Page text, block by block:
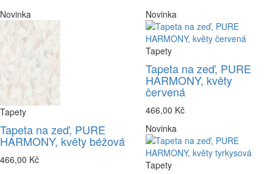
Novinka
Tapety
Tapeta na zeď, PURE
HARMONY, květy béžová
466,00 Kč
Novinka
Tapety
Tapeta na zeď, PURE
HARMONY, květy
červená
466,00 Kč
Novinka
Tapety